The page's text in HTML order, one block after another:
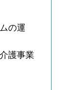
の運
護事業